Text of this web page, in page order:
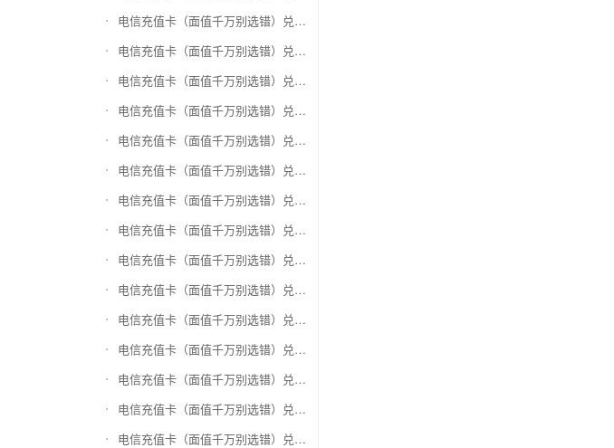
电信充值卡（面值千万别选错）兑换上海家化卡
电信充值卡（面值千万别选错）兑换山东一卡通
电信充值卡（面值千万别选错）兑换大众E卡通
电信充值卡（面值千万别选错）兑换杭州市民卡
电信充值卡（面值千万别选错）兑换驴妈妈礼品卡
电信充值卡（面值千万别选错）兑换永辉超市卡（限实体卡）
电信充值卡（面值千万别选错）兑换中百超市购物卡
电信充值卡（面值千万别选错）兑换爱奇艺会员激活码
电信充值卡（面值千万别选错）兑换腾讯视频会员激活码
电信充值卡（面值千万别选错）兑换优酷会员激活码
电信充值卡（面值千万别选错）兑换搜狐视频
电信充值卡（面值千万别选错）兑换芒果TV
电信充值卡（面值千万别选错）兑换QQ音乐
电信充值卡（面值千万别选错）兑换酷狗音乐
电信充值卡（面值千万别选错）兑换周黑鸭